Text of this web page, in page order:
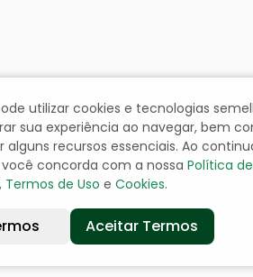
utilizar cookies e tecnologias
sua experiência ao navegar, bem
alguns recursos essenciais. Ao
concorda com a nossa Política de
, Termos de Uso e Cookies.
Aceitar Termos